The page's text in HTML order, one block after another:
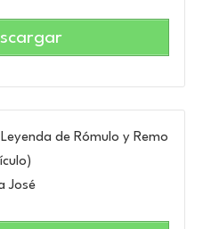
de Rómulo y Remo
José